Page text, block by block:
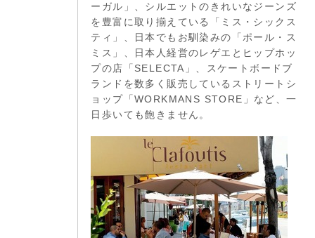
ーガル」、シルエットのきれいなジーンズ
を豊富に取り揃えている「ミス・シックス
ティ」、日本でもお馴染みの「ポール・ス
ミス」、日本人経営のレゲエとヒップホッ
プの店「SELECTA」、スケートボードブ
ランドを数多く販売しているストリートシ
ョップ「WORKMANS STORE」など、一
日歩いても飽きません。